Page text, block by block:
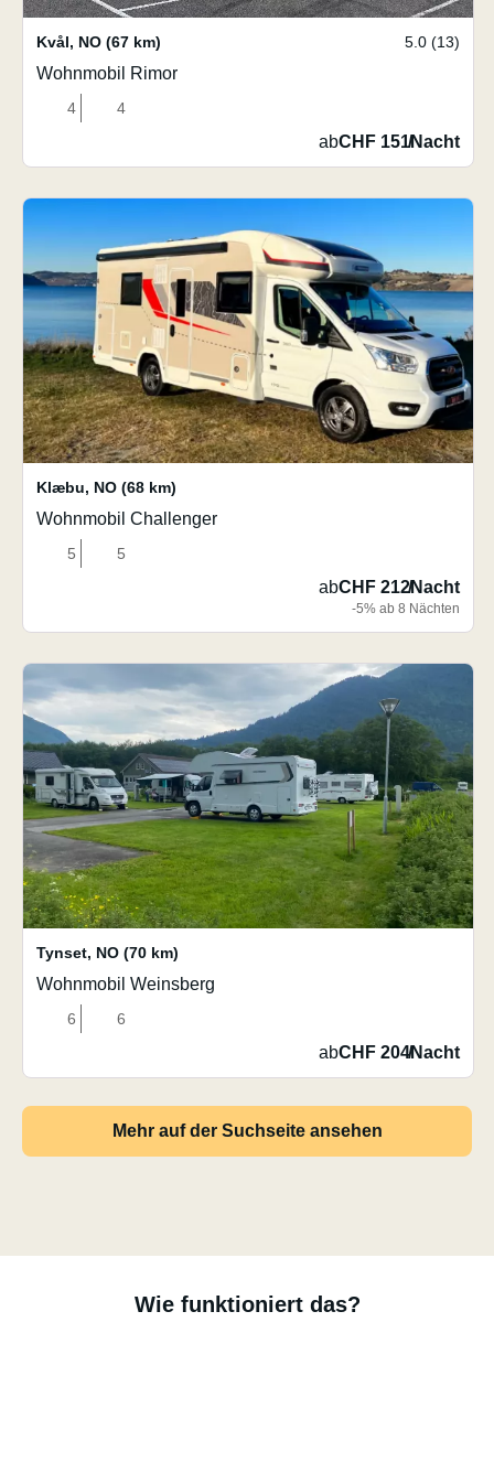
Kvål, NO (67 km) 5.0 (13)
Wohnmobil Rimor
4 4
abCHF 151/Nacht
Klæbu, NO (68 km)
Wohnmobil Challenger
5 5
abCHF 212/Nacht
-5% ab 8 Nächten
Tynset, NO (70 km)
Wohnmobil Weinsberg
6 6
abCHF 204/Nacht
Mehr auf der Suchseite ansehen
Wie funktioniert das?